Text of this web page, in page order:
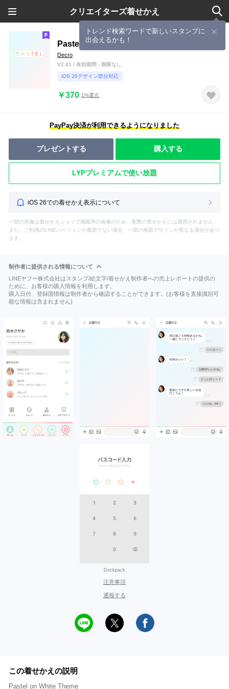
クリエイターズ着せかえ
トレンド検索ワードで新しいスタンプに
出会えるかも！
Pastel on White
Decro
V2.41 / 有効期間 - 期限なし
iOS 26デザイン部分対応
￥370 1%還元
PayPay決済が利用できるようになりました
プレゼントする 購入する
LYPプレミアムで使い放題
iOS 26での着せかえ表示について
一部の画像は着せかえショップ掲載用の画像のため、実際の着せかえには適用されません。
また、ご利用のLINEバージョンが最新でない場合、一部の画面デザインが異なる場合があり
ます。
制作者に提供される情報について
LINEヤフー株式会社はスタンプ/絵文字/着せかえ制作者への売上レポートの提供の
ために、お客様の購入情報を利用します。
購入日付、登録国情報は制作者から確認することができます。(お客様を直接識別可
能な情報は含まれません)
Deckpack
注意事項
通報する
この着せかえの説明
Pastel on White Theme